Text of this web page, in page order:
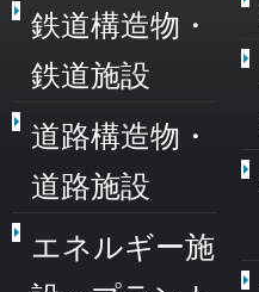
鉄道構造物・
鉄道施設
道路構造物・
道路施設
エネルギー施